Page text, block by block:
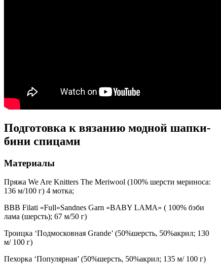
Подготовка к вязанию модной шапки-
бини спицами
Материалы
Пряжа We Are Knitters The Meriwool (100% шерсти мериноса:
136 м/100 г) 4 мотка;
BBB Filati «Full»Sandnes Garn «BABY LAMA» ( 100% бэби
лама (шерсть); 67 м/50 г)
Троицка ‘Подмосковная Grande’ (50%шерсть, 50%акрил; 130
м/ 100 г)
Пехорка ‘Популярная’ (50%шерсть, 50%акрил; 135 м/ 100 г)